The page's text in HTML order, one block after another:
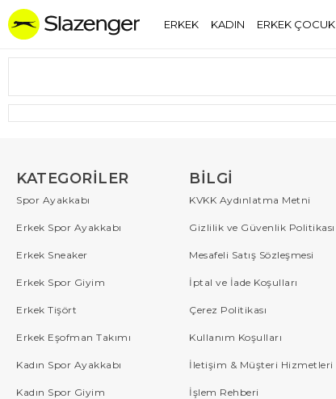
ERKEK KADIN ERKEK ÇOCUK
KATEGORILER
Spor Ayakkabı
Erkek Spor Ayakkabı
Erkek Sneaker
Erkek Spor Giyim
Erkek Tişört
Erkek Eşofman Takımı
Kadın Spor Ayakkabı
Kadın Spor Giyim
BILGI
KVKK Aydınlatma Metni
Gizlilik ve Güvenlik Politikası
Mesafeli Satış Sözleşmesi
İptal ve İade Koşulları
Çerez Politikası
Kullanım Koşulları
İletişim & Müşteri Hizmetleri
İşlem Rehberi